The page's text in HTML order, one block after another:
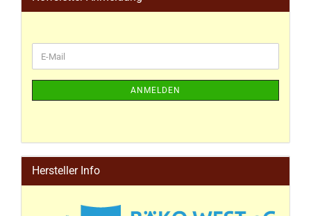
ANMELDEN
Hersteller Info